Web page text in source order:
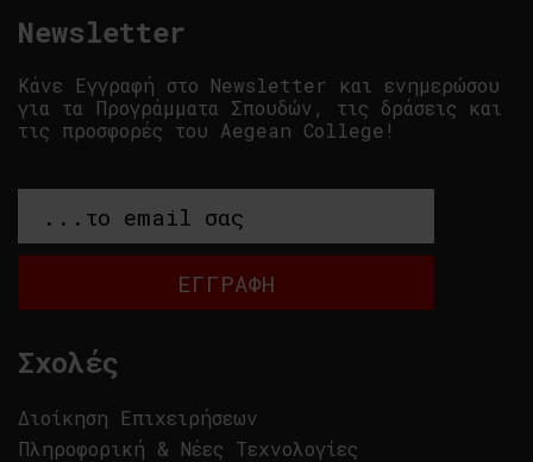
Σχολές
Διοίκηση Επιχειρήσεων
Πληροφορική & Νέες Τεχνολογίες
Newsletter
Κάνε Εγγραφή στο Newsletter και ενημερώσου
για τα Προγράμματα Σπουδών, τις δράσεις και
τις προσφορές του Aegean College!